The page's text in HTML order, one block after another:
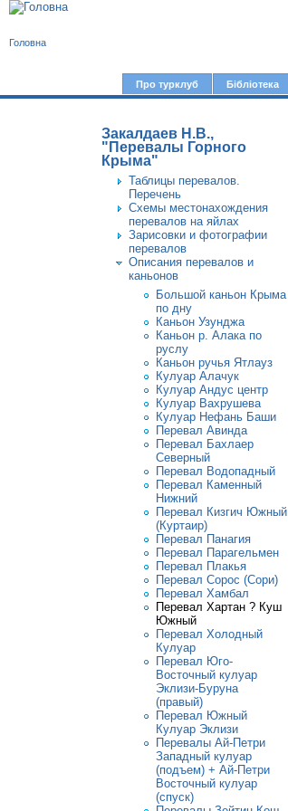
л
о
н
м
Про турклуб Бібліотека
Головна
Закалдаев Н.В.,
"Перевалы Горного
Крыма"
Таблицы перевалов.
Перечень
Схемы местонахождения
перевалов на яйлах
Зарисовки и фотографии
перевалов
Описания перевалов и
каньонов
Большой каньон Крыма
по дну
Каньон Узунджа
Каньон р. Алака по
руслу
Каньон ручья Ятлауз
Кулуар Алачук
Кулуар Андус центр
Кулуар Вахрушева
Кулуар Нефань Баши
Перевал Авинда
Перевал Бахлаер
Северный
Перевал Водопадный
Перевал Каменный
Нижний
Перевал Кизгич Южный
(Куртаир)
Перевал Панагия
Перевал Парагельмен
Перевал Плакья
Перевал Сорос (Сори)
Перевал Хамбал
Перевал Хартан ? Куш
Южный
Перевал Холодный
Кулуар
Перевал Юго-
Восточный кулуар
Эклизи-Буруна
(правый)
Перевал Южный
Кулуар Эклизи
Перевалы Ай-Петри
Западный кулуар
(подъем) + Ай-Петри
Восточный кулуар
(спуск)